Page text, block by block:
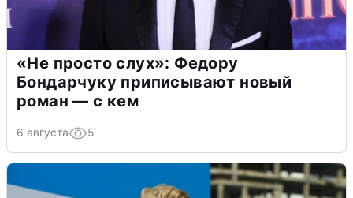
«Не просто слух»: Федору
Бондарчуку приписывают новый
роман — с кем
6 августа 5